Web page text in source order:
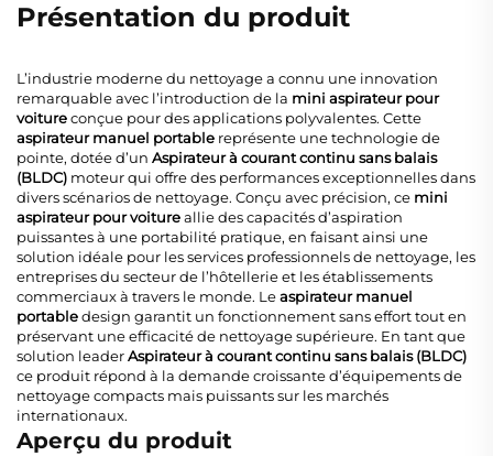
Présentation du produit
L’industrie moderne du nettoyage a connu une innovation
remarquable avec l’introduction de la mini aspirateur pour
voitureconçue pour des applications polyvalentes. Cette
aspirateur manuel portable représente une technologie de
pointe, dotée d’un Aspirateur à courant continu sans balais
(BLDC) moteur qui offre des performances exceptionnelles dans
divers scénarios de nettoyage. Conçu avec précision, ce mini
aspirateur pour voitureallie des capacités d’aspiration
puissantes à une portabilité pratique, en faisant ainsi une
solution idéale pour les services professionnels de nettoyage, les
entreprises du secteur de l’hôtellerie et les établissements
commerciaux à travers le monde. Leaspirateur manuel
portabledesign garantit un fonctionnement sans effort tout en
préservant une efficacité de nettoyage supérieure. En tant que
solution leaderAspirateur à courant continu sans balais (BLDC)
ce produit répond à la demande croissante d’équipements de
nettoyage compacts mais puissants sur les marchés
internationaux.
Aperçu du produit